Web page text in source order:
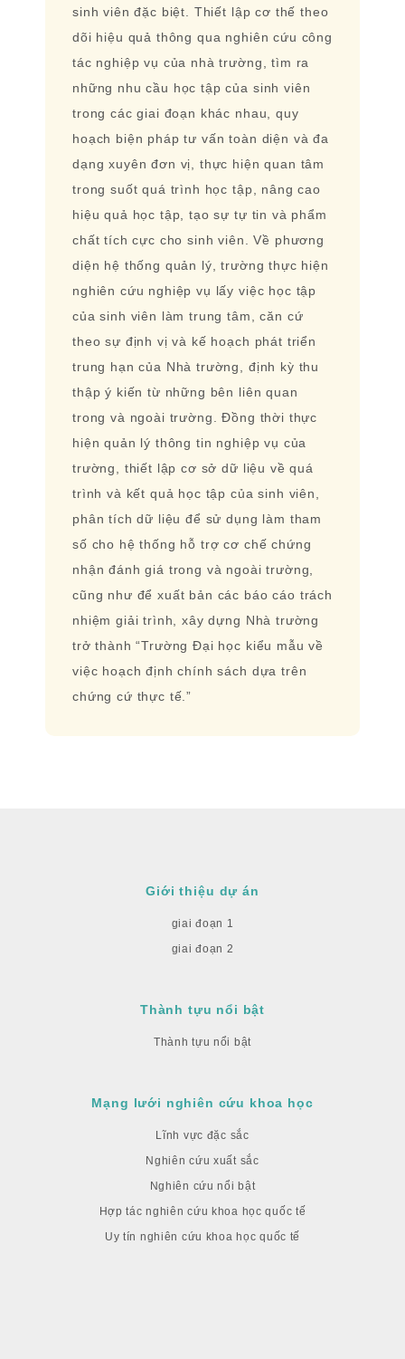
sinh viên đặc biệt. Thiết lập cơ thế theo
dõi hiệu quả thông qua nghiên cứu công
tác nghiệp vụ của nhà trường, tìm ra
những nhu cầu học tập của sinh viên
trong các giai đoạn khác nhau, quy
hoạch biện pháp tư vấn toàn diện và đa
dạng xuyên đơn vị, thực hiện quan tâm
trong suốt quá trình học tập, nâng cao
hiệu quả học tập, tạo sự tự tin và phẩm
chất tích cực cho sinh viên. Về phương
diện hệ thống quản lý, trường thực hiện
nghiên cứu nghiệp vụ lấy việc học tập
của sinh viên làm trung tâm, căn cứ
theo sự định vị và kế hoạch phát triển
trung hạn của Nhà trường, định kỳ thu
thập ý kiến từ những bên liên quan
trong và ngoài trường. Đồng thời thực
hiện quản lý thông tin nghiệp vụ của
trường, thiết lập cơ sở dữ liệu về quá
trình và kết quả học tập của sinh viên,
phân tích dữ liệu để sử dụng làm tham
số cho hệ thống hỗ trợ cơ chế chứng
nhận đánh giá trong và ngoài trường,
cũng như để xuất bản các báo cáo trách
nhiệm giải trình, xây dựng Nhà trường
trở thành “Trường Đại học kiểu mẫu về
việc hoạch định chính sách dựa trên
chứng cứ thực tế.”
Giới thiệu dự án
giai đoạn 1
giai đoạn 2
Thành tựu nổi bật
Thành tựu nổi bật
Mạng lưới nghiên cứu khoa học
Lĩnh vực đặc sắc
Nghiên cứu xuất sắc
Nghiên cứu nổi bật
Hợp tác nghiên cứu khoa học quốc tế
Uy tín nghiên cứu khoa học quốc tế